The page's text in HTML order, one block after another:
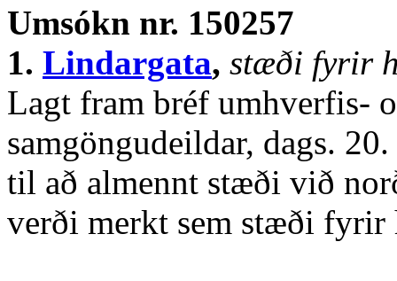
Umsókn nr. 150257
1. Lindargata, stæði fyrir
Lagt fram bréf umhverfis-
samgöngudeildar, dags.
til að almennt stæði við
verði merkt sem stæði fyrir